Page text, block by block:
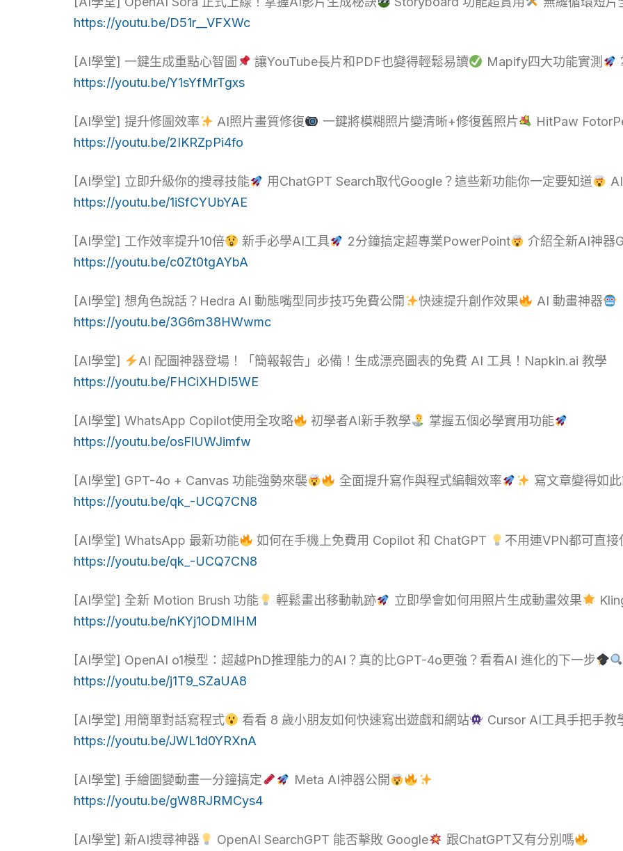
https://youtu.be/D51r__VFXWc
[AI學堂] 一鍵生成重點心智圖 讓YouTube長片和PDF也變得輕鬆易讀 Mapify四大功能實測
https://youtu.be/Y1sYfMrTgxs
[AI學堂] 提升修圖效率 AI照片畫質修復 一鍵將模糊照片變清晰+修復舊照片
HitPaw
https://youtu.be/2IKRZpPi4fo
[AI學堂] 立即升級你的搜尋技能 用ChatGPT Search取代Google？這些新功能你一定要知道
https://youtu.be/1iSfCYUbYAE
[AI學堂] 工作效率提升10倍 新手必學AI工具 2分鐘搞定超專業PowerPoint
介紹全新AI神器
https://youtu.be/c0Zt0tgAYbA
[AI學堂] 想角色說話？Hedra AI 動態嘴型同步技巧免費公開 快速提升創作效果
AI 動畫神器
https://youtu.be/3G6m38HWwmc
[AI學堂]
AI 配圖神器登場！「簡報報告」必備！生成漂亮圖表的免費 AI 工具！Napkin.ai 教學
https://youtu.be/FHCiXHDI5WE
[AI學堂] WhatsApp Copilot使用全攻略 初學者AI新手教學
掌握五個必學實用功能
https://youtu.be/osFlUWJimfw
[AI學堂] GPT-4o + Canvas 功能強勢來襲 全面提升寫作與程式編輯效率
寫文章變得如
https://youtu.be/qk_-UCQ7CN8
[AI學堂] WhatsApp 最新功能 如何在手機上免費用 Copilot 和 ChatGPT 不用連VPN都可直接
https://youtu.be/qk_-UCQ7CN8
[AI學堂] 全新 Motion Brush 功能 輕鬆畫出移動軌跡 立即學會如何用照片生成動畫效果
https://youtu.be/nKYj1ODMIHM
[AI學堂] OpenAI o1模型：超越PhD推理能力的AI？真的比GPT-4o更強？看看AI 進化的下一步
https://youtu.be/j1T9_SZaUA8
[AI學堂] 用簡單對話寫程式 看看 8 歲小朋友如何快速寫出遊戲和網站
Cursor AI工具手把手教
https://youtu.be/JWL1d0YRXnA
[AI學堂] 手繪圖變動畫一分鐘搞定
Meta AI神器公開
https://youtu.be/gW8RJRMCys4
[AI學堂] 新AI搜尋神器 OpenAI SearchGPT 能否擊敗 Google 跟ChatGPT又有分別嗎